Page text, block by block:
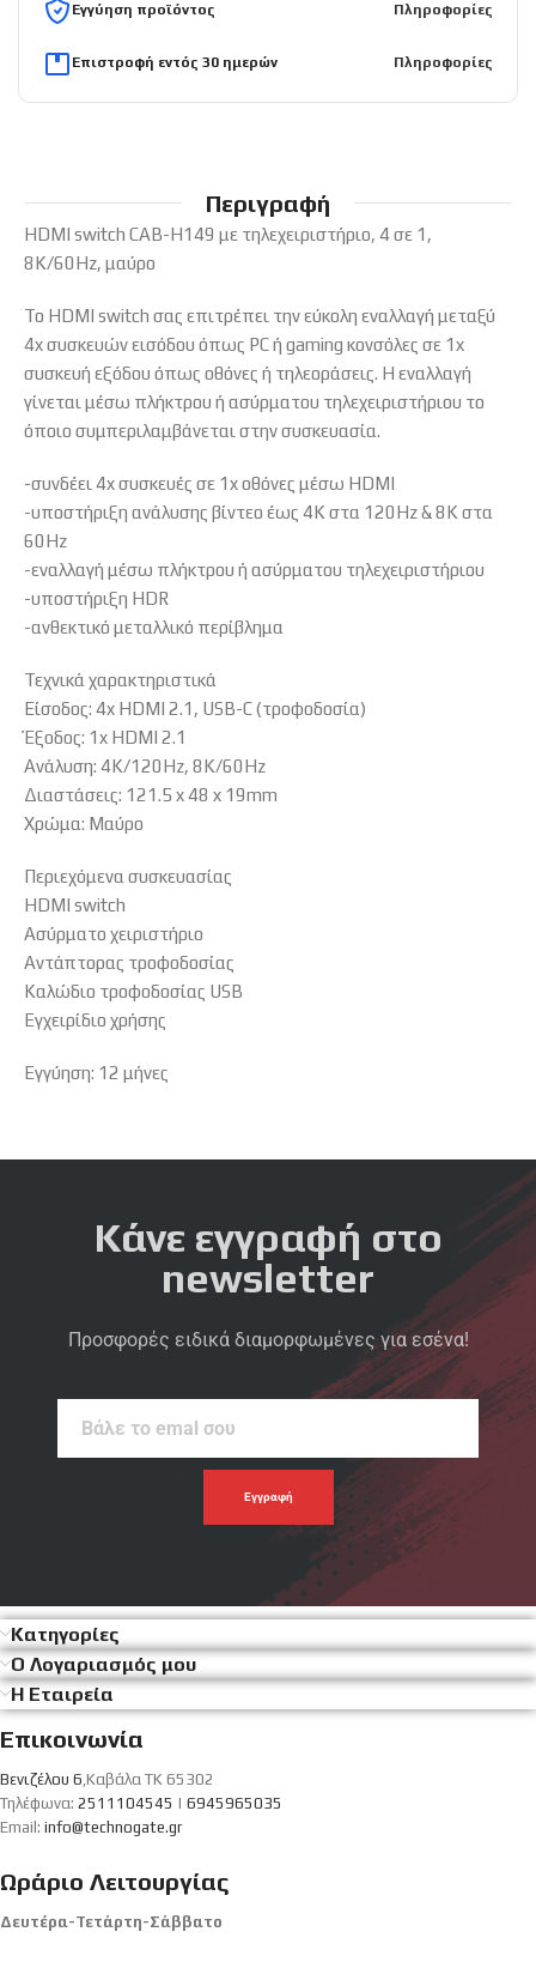
Εγγύηση προϊόντος Πληροφορίες
Επιστροφή εντός 30 ημερών Πληροφορίες
Περιγραφή
HDMI switch CAB-H149 με τηλεχειριστήριο, 4 σε 1,
8K/60Hz, μαύρο
Το HDMI switch σας επιτρέπει την εύκολη εναλλαγή μεταξύ
4x συσκευών εισόδου όπως PC ή gaming κονσόλες σε 1x
συσκευή εξόδου όπως οθόνες ή τηλεοράσεις. Η εναλλαγή
γίνεται μέσω πλήκτρου ή ασύρματου τηλεχειριστήριου το
όποιο συμπεριλαμβάνεται στην συσκευασία.
-συνδέει 4x συσκευές σε 1x οθόνες μέσω HDMI
-υποστήριξη ανάλυσης βίντεο έως 4K στα 120Hz & 8K στα
60Hz
-εναλλαγή μέσω πλήκτρου ή ασύρματου τηλεχειριστήριου
-υποστήριξη HDR
-ανθεκτικό μεταλλικό περίβλημα
Τεχνικά χαρακτηριστικά
Είσοδος: 4x HDMI 2.1, USB-C (τροφοδοσία)
Έξοδος: 1x HDMI 2.1
Ανάλυση: 4K/120Hz, 8K/60Hz
Διαστάσεις: 121.5 x 48 x 19mm
Χρώμα: Μαύρο
Περιεχόμενα συσκευασίας
HDMI switch
Ασύρματο χειριστήριο
Αντάπτορας τροφοδοσίας
Καλώδιο τροφοδοσίας USB
Εγχειρίδιο χρήσης
Εγγύηση: 12 μήνες
Κάνε εγγραφή στο
newsletter
Προσφορές ειδικά διαμορφωμένες για εσένα!
Κατηγορίες
Ο Λογαριασμός μου
Η Εταιρεία
Επικοινωνία
Βενιζέλου 6 ,Καβάλα ΤΚ 65302
Τηλέφωνα: 2511104545 | 6945965035
Email: info@technogate.gr
Ωράριο Λειτουργίας
Δευτέρα-Τετάρτη-Σάββατο